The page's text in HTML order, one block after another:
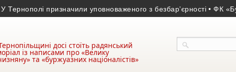
призначили уповноваженого з безбар’єрності • ФК «Бучач»
досі стоїть радянський
із написами про «Велику
та «буржуазних націоналістів»